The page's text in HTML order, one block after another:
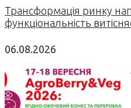
Трансформація ринку
функціональність
06.08.2026